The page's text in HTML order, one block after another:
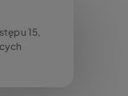
15,